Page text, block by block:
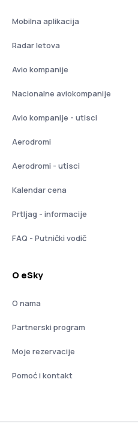
Mobilna aplikacija
Radar letova
Avio kompanije
Nacionalne aviokompanije
Avio kompanije - utisci
Aerodromi
Aerodromi - utisci
Kalendar cena
Prtljag - informacije
FAQ - Putnički vodič
O eSky
O nama
Partnerski program
Moje rezervacije
Pomoć i kontakt